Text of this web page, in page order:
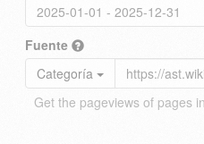
Fuente
Categoría
Get the pageviews of pages